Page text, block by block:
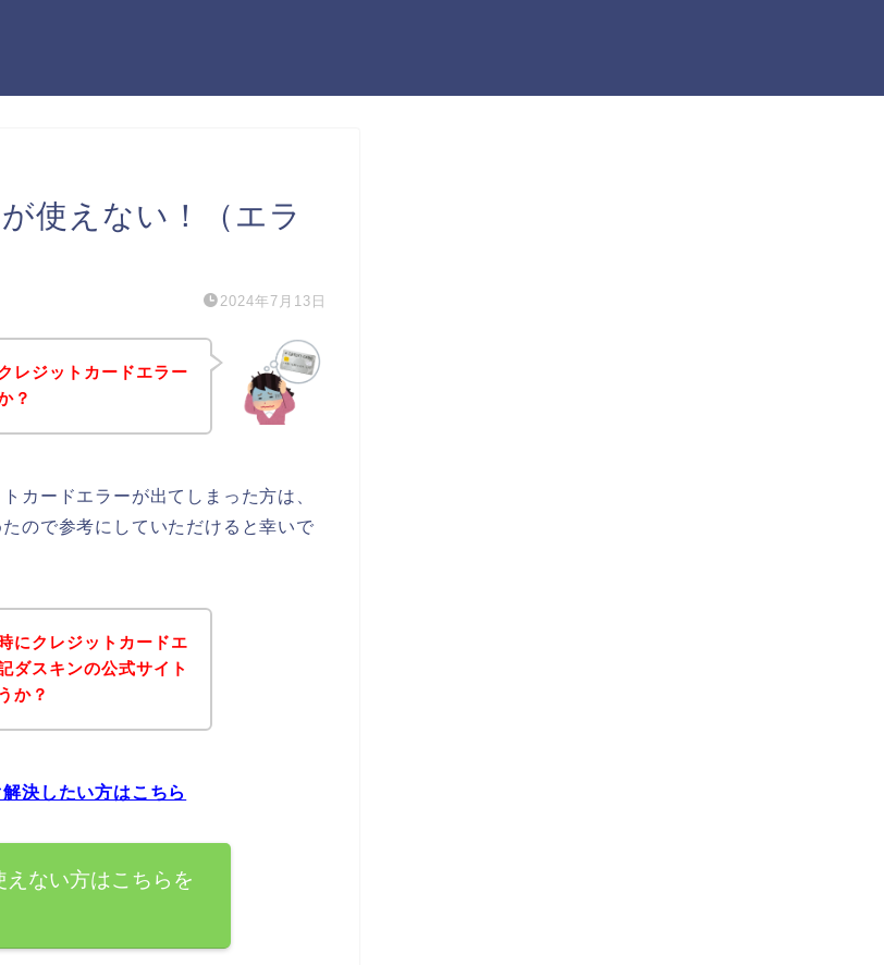
使えない！（エラ
2024年7月13日
レジットカードエラー
？
カードエラーが出てしまった方は、
ので参考にしていただけると幸いで
にクレジットカードエ
ダスキンの公式サイト
か？
決したい方はこちら
ない方はこちらを